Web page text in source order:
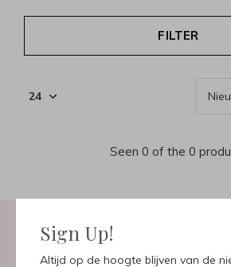
Sign Up!
Altijd op de hoogte blijven van de
FILTER
Seen 0 of the 0